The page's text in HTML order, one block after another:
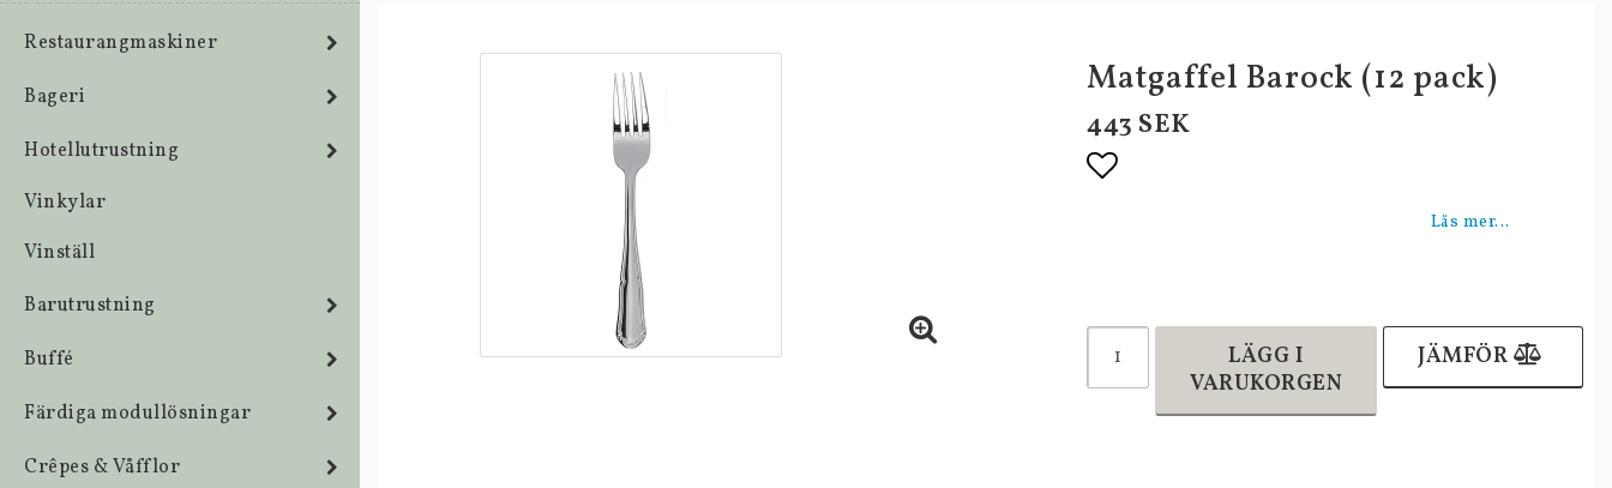
Restaurangmaskiner
Bageri
Hotellutrustning
Vinkylar
Vinställ
Barutrustning
Buffé
Färdiga modullösningar
Crêpes & Våfflor
Matgaffel Barock (12 pack)
443 SEK
Läs mer...
LÄGG I
VARUKORGEN
JÄMFÖR